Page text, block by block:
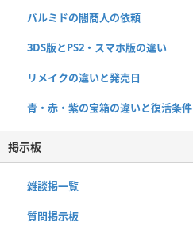
パルミドの闇商人の依頼
3DS版とPS2・スマホ版の違い
リメイクの違いと発売日
青・赤・紫の宝箱の違いと復活条件
掲示板
雑談掲一覧
質問掲示板